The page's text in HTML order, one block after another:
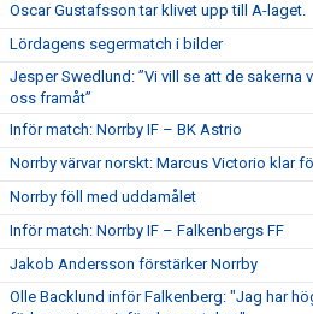
Oscar Gustafsson tar klivet upp till A-laget.
Lördagens segermatch i bilder
Jesper Swedlund: ”Vi vill se att de sakerna
oss framåt”
Inför match: Norrby IF – BK Astrio
Norrby värvar norskt: Marcus Victorio klar
Norrby föll med uddamålet
Inför match: Norrby IF – Falkenbergs FF
Jakob Andersson förstärker Norrby
Olle Backlund inför Falkenberg: "Jag har